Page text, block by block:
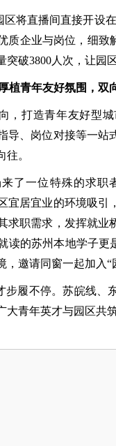
将直播间直接开设
质企业与岗位，细
破3800人次，让园
植青年友好氛围，双
，打造青年友好型
导、岗位对接等一
。
了一位特殊的求
宜居宜业的环境吸
求职需求，发挥就
读的苏州本地学子更
邀请同窗一起加入“
步履不停。苏皖线、
青年英才与园区共